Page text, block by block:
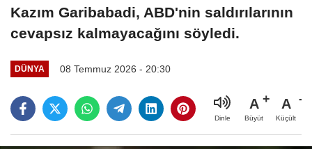
Kazım Garibabadi, ABD'nin saldırılarının
cevapsız kalmayacağını söyledi.
DÜNYA 08 Temmuz 2026 - 20:30
Dinle
A
Büyüt
A
Küçült